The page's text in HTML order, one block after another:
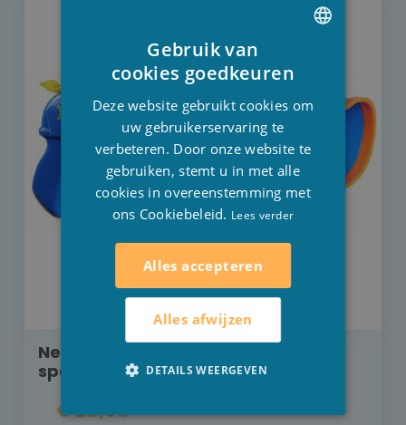
Nerf Fortnite Half tone hero
speelgoedgeweer
€ 25,00
ENGLISH
Gebruik van
cookies goedkeuren
Deze website gebruikt cookies om
uw gebruikerservaring te
verbeteren. Door onze website te
gebruiken, stemt u in met alle
cookies in overeenstemming met
ons Cookiebeleid. Lees verder
Alles accepteren
Alles afwijzen
DETAILS WEERGEVEN